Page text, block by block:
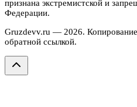
признана экстремистской и
Федерации.
Gruzdevv.ru — 2026.
обратной ссылкой.